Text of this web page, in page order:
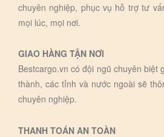
chuyên nghiệp, phục vụ hỗ trợ tư
mọi lúc, mọi nơi.
GIAO HÀNG TẬN NƠI
Bestcargo.vn có đội ngũ chuyên biệt
thành, các tỉnh và nước ngoài sẽ
chuyên nghiệp.
THANH TOÁN AN TOÀN